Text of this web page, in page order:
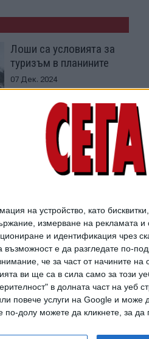
на устройство, като
измерване на рекламата и
и идентификация чрез
възможност е да разгледате
че за част от начините
ви ще са в сила само за този
в долната част на уеб
повече услуги на Google и
долу можете да кликнете, за да
Лоши са условията за
туризъм в планините
07 Дек. 2024
МВР издирва изчезнал
20-годишен студент от
или части от текста или